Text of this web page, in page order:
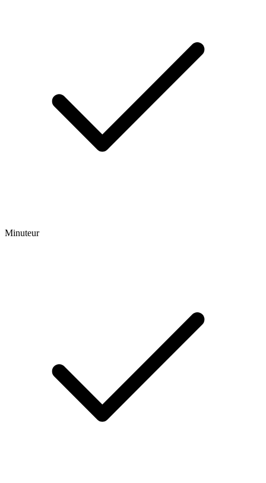
Minuteur